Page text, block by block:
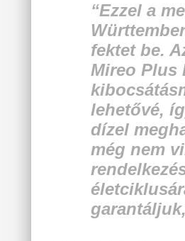
“Ezzel a
fektet be.
Mireo Plus
lehetővé,
dízel
még nem